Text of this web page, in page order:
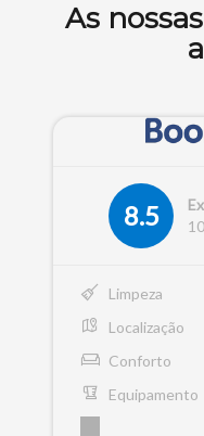
As
8.5
Limpeza
Localização
Conforto
Equipamento